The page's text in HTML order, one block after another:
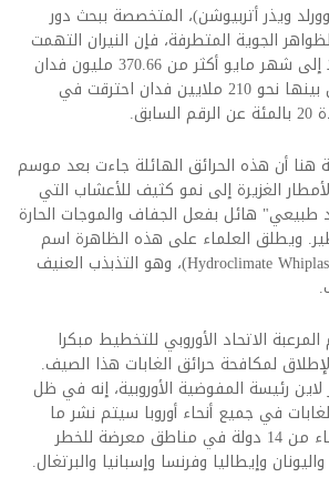
ويذر أتربيوشن)، المتخصصة ببحث دور
الجوية المتطرفة، ‌فإن النيران التهمت
منذ مطلع العام وصولا إلى شهر مايو أكثر من 370.66 مليون فدان
من الأراضي عالميا، من بينها نحو 210 ملايين فدان احترقت في
هنا أن هذه الحرائق الهائلة جاءت بعد موسم
الغزيرة إلى نمو كثيف للأعشاب التي
طبيعي" هائل بفعل الجفاف والموجات الحارة
ويطلق العلماء على هذه الظاهرة اسم
"جلد المناخ المائي" (Hydroclimate Whiplash)، وهو التذبذب العنيف
الاتحاد الأوروبي للتخطيط مبكرا
لمكافحة حرائق الغابات هذا الصيف.
رئيسة المفوضية الأوروبية، إنه في ظل
في جميع أنحاء أوروبا سيتم نشر ما
يقرب من 800 رجل إطفاء من 14 دولة في مناطق معرضة للخطر
وإيطاليا وفرنسا وإسبانيا والبرتغال.